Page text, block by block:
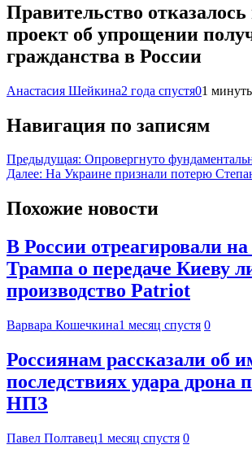
Правительство отказалось
проект об упрощении
гражданства в России
Анастасия Шейкина2 года спустя01
Навигация по записям
Предыдущая: Опровергнуто
Далее: На Украине признали потерю
Похожие новости
В России отреагировали на
Трампа о передаче Киеву
производство Patriot
Варвара Кошечкина1 месяц спустя 0
Россиянам рассказали об
последствиях удара дрона
НПЗ
Павел Полтавец1 месяц спустя 0